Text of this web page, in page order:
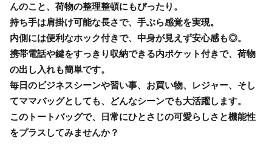
んのこと、荷物の整理整頓にもぴったり。
持ち手は肩掛け可能な長さで、手ぶら感覚を実現。
内側には便利なホック付きで、中身が見えず安心感も◎。
携帯電話や鍵をすっきり収納できる内ポケット付きで、荷物
の出し入れも簡単です。
毎日のビジネスシーンや習い事、お買い物、レジャー、そし
てママバッグとしても、どんなシーンでも大活躍します。
このトートバッグで、日常にひとさじの可愛らしさと機能性
をプラスしてみませんか？